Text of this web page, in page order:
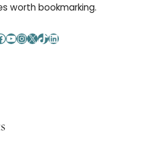
worth bookmarking.
YouTube InstagramX TikTok LinkedIn